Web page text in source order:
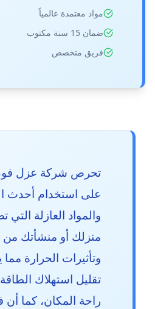
تحرص شركة عزل فوم
على استخدام أحدث
والمواد العازلة
منزلك أو منشأتك من
وتأثيرات الحرارة
تقليل استهلاك
راحة المكان، كما أن
مواد معتمدة عالمياً
ضمان 15 سنة مكتوب
فريق متخصص